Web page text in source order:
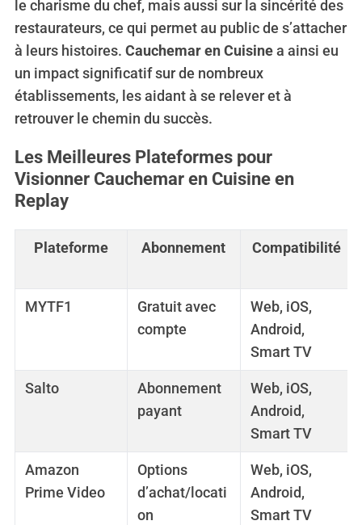
le charisme du chef, mais aussi sur la sincérité des
restaurateurs, ce qui permet au public de s’attacher
à leurs histoires. Cauchemar en Cuisinea ainsi eu
un impact significatif sur de nombreux
établissements, les aidant à se relever et à
retrouver le chemin du succès.
Les Meilleures Plateformes pour
Visionner Cauchemar en Cuisine en
Replay
Plateforme Abonnement Compatibilité
MYTF1
Gratuit avec
compte
Web, iOS,
Android,
Smart TV
Salto
Abonnement
payant
Web, iOS,
Android,
Smart TV
Amazon
Prime Video
Options
d’achat/locati
on
Web, iOS,
Android,
Smart TV